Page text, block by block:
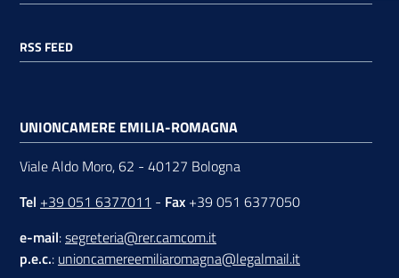
RSS FEED
UNIONCAMERE EMILIA-ROMAGNA
Viale Aldo Moro, 62 - 40127 Bologna
Tel +39 051 6377011 - Fax +39 051 6377050
e-mail:segreteria@rer.camcom.it
p.e.c.: unioncamereemiliaromagna@legalmail.it